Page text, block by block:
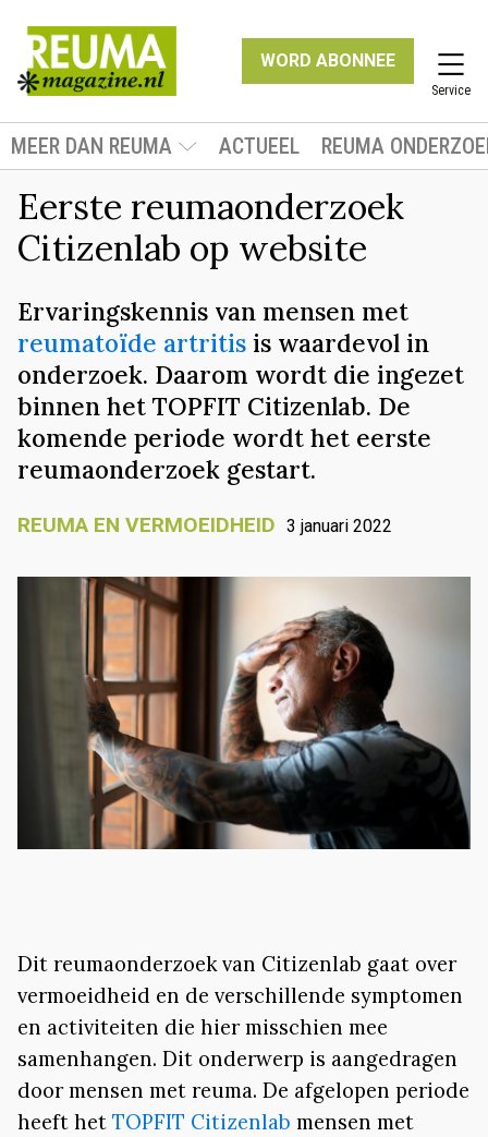
WORD ABONNEE
Service
MEER DAN REUMA ACTUEEL REUMA
Eerste reumaonderzoek
Citizenlab op website
Ervaringskennis van mensen met
reumatoïde artritis is waardevol in
onderzoek. Daarom wordt die ingezet
binnen het TOPFIT Citizenlab. De
komende periode wordt het eerste
reumaonderzoek gestart.
REUMA EN VERMOEIDHEID 3 januari 2022
Dit reumaonderzoek van Citizenlab gaat over
vermoeidheid en de verschillende symptomen
en activiteiten die hier misschien mee
samenhangen. Dit onderwerp is aangedragen
door mensen met reuma. De afgelopen periode
heeft het TOPFIT Citizenlab mensen met